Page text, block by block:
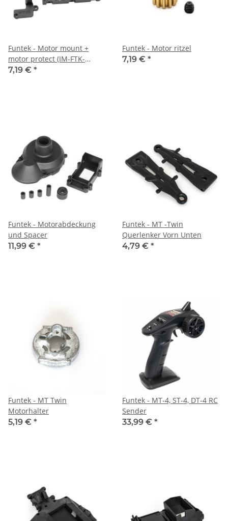
Funtek - Motor mount +
motor protect (IM-FTK-
21121)
7,19 € *
Funtek - Motor ritzel
7,19 € *
Funtek - Motorabdeckung
und Spacer
11,99 € *
Funtek - MT -Twin
Querlenker Vorn Unten
4,79 € *
Funtek - MT Twin
Motorhalter
5,19 € *
Funtek - MT-4, ST-4, DT-4 RC
Sender
33,99 € *